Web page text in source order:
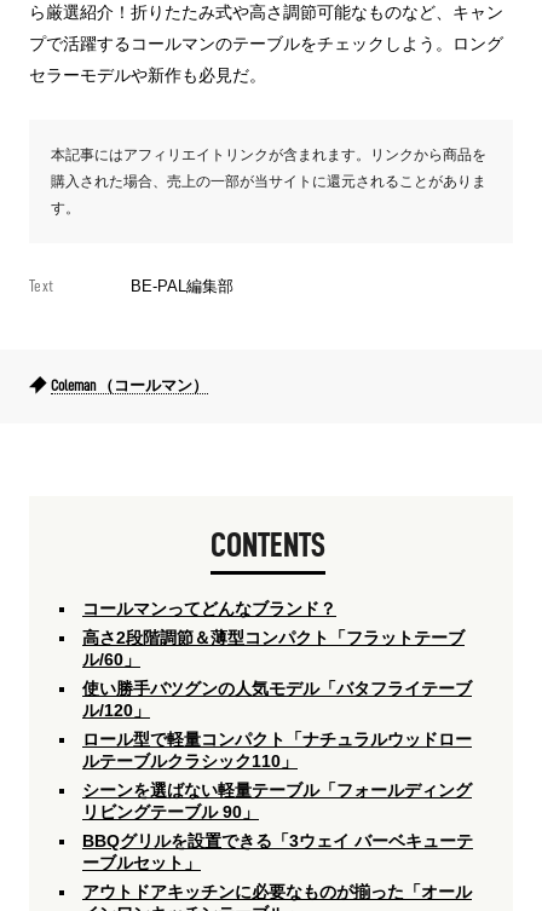
ら厳選紹介！折りたたみ式や高さ調節可能なものなど、キャン
プで活躍するコールマンのテーブルをチェックしよう。ロング
セラーモデルや新作も必見だ。
本記事にはアフィリエイトリンクが含まれます。リンクから商品を
購入された場合、売上の一部が当サイトに還元されることがありま
す。
Text BE-PAL編集部
Coleman （コールマン）
CONTENTS
コールマンってどんなブランド？
高さ2段階調節＆薄型コンパクト「フラットテーブ
ル/60」
使い勝手バツグンの人気モデル「バタフライテーブ
ル/120」
ロール型で軽量コンパクト「ナチュラルウッドロー
ルテーブルクラシック110」
シーンを選ばない軽量テーブル「フォールディング
リビングテーブル 90」
BBQグリルを設置できる「3ウェイ バーベキューテ
ーブルセット」
アウトドアキッチンに必要なものが揃った「オール